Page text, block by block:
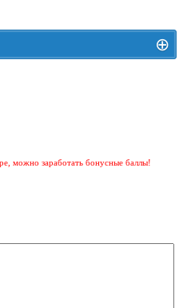
⊕
и комиссии маркетплейса
Для перехода в маркетплейс
можно заработать бонусные баллы!